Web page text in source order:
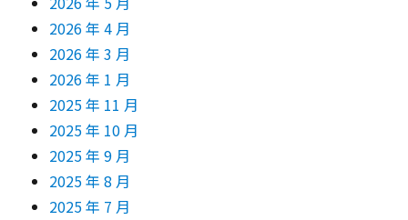
2026 年 4 月
2026 年 3 月
2026 年 1 月
2025 年 11 月
2025 年 10 月
2025 年 9 月
2025 年 8 月
2025 年 7 月